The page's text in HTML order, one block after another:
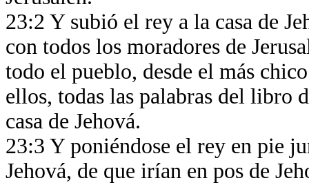
23:2 Y subió el rey a la casa de
con todos los moradores de
todo el pueblo, desde el más
ellos, todas las palabras del libro
casa de Jehová.
23:3 Y poniéndose el rey en pie
Jehová, de que irían en pos de